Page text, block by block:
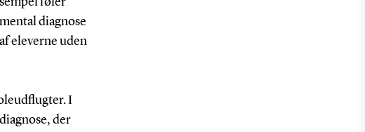
diagnose
eleverne uden
I
der